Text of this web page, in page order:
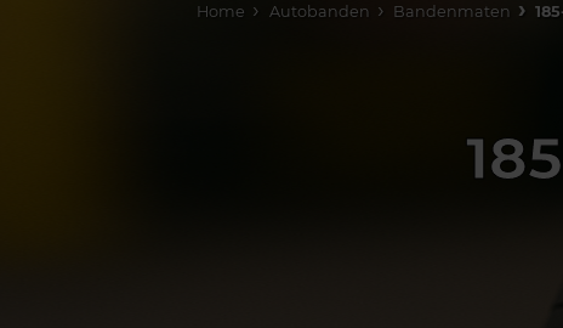
Home Autobanden Bandenmaten